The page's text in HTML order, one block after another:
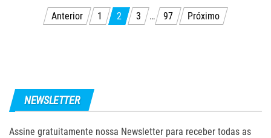
Navegação
Anterior 1 2 3 … 97 Próximo
NEWSLETTER
Assine gratuitamente nossa Newsletter para receber todas as